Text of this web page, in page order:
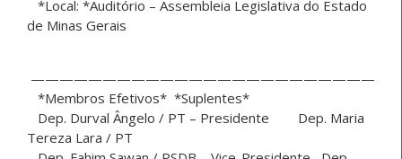
*Local: *Auditório – Assembleia Legislativa do Estado
de Minas Gerais
————————————————————————
*Membros Efetivos* *Suplentes*
Dep. Durval Ângelo / PT – Presidente Dep. Maria
Tereza Lara / PT